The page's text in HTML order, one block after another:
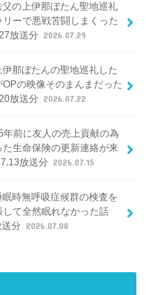
の上伊那ぼたん聖地巡礼
リーで悪戦苦闘しまくった
放送分 2026.07.29
那ぼたんの聖地巡礼した
OPの映像そのまんまだった
放送分 2026.07.22
年前に友人の売上貢献の為
た生命保険の更新連絡が来
放送分 2026.07.15
時無呼吸症候群の検査を
して全然眠れなかった話
分 2026.07.08